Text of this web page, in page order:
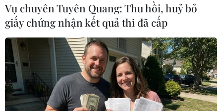
Vụ chuyên Tuyên Quang: Thu hồi, huỷ bỏ
giấy chứng nhận kết quả thi đã cấp